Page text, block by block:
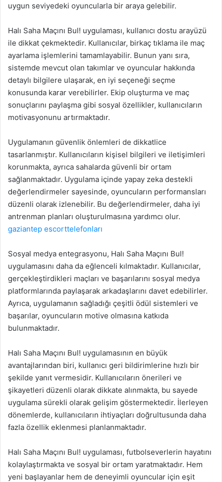
uygun seviyedeki oyuncularla bir araya gelebilir.
Halı Saha Maçını Bul! uygulaması, kullanıcı dostu arayüzü
ile dikkat çekmektedir. Kullanıcılar, birkaç tıklama ile maç
ayarlama işlemlerini tamamlayabilir. Bunun yanı sıra,
sistemde mevcut olan takımlar ve oyuncular hakkında
detaylı bilgilere ulaşarak, en iyi seçeneği seçme
konusunda karar verebilirler. Ekip oluşturma ve maç
sonuçlarını paylaşma gibi sosyal özellikler, kullanıcıların
motivasyonunu artırmaktadır.
Uygulamanın güvenlik önlemleri de dikkatlice
tasarlanmıştır. Kullanıcıların kişisel bilgileri ve iletişimleri
korunmakta, ayrıca sahalarda güvenli bir ortam
sağlanmaktadır. Uygulama içinde yapay zeka destekli
değerlendirmeler sayesinde, oyuncuların performansları
düzenli olarak izlenebilir. Bu değerlendirmeler, daha iyi
antrenman planları oluşturulmasına yardımcı olur.
gaziantep escorttelefonları
Sosyal medya entegrasyonu, Halı Saha Maçını Bul!
uygulamasını daha da eğlenceli kılmaktadır. Kullanıcılar,
gerçekleştirdikleri maçları ve başarılarını sosyal medya
platformlarında paylaşarak arkadaşlarını davet edebilirler.
Ayrıca, uygulamanın sağladığı çeşitli ödül sistemleri ve
başarılar, oyuncuların motive olmasına katkıda
bulunmaktadır.
Halı Saha Maçını Bul! uygulamasının en büyük
avantajlarından biri, kullanıcı geri bildirimlerine hızlı bir
şekilde yanıt vermesidir. Kullanıcıların önerileri ve
şikayetleri düzenli olarak dikkate alınmakta, bu sayede
uygulama sürekli olarak gelişim göstermektedir. İlerleyen
dönemlerde, kullanıcıların ihtiyaçları doğrultusunda daha
fazla özellik eklenmesi planlanmaktadır.
Halı Saha Maçını Bul! uygulaması, futbolseverlerin hayatını
kolaylaştırmakta ve sosyal bir ortam yaratmaktadır. Hem
yeni başlayanlar hem de deneyimli oyuncular için eşit